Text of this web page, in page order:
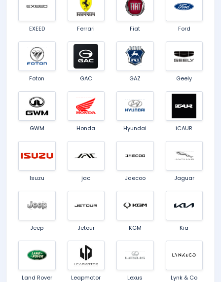
EXEED Ferrari Fiat Ford
Foton GAC GAZ Geely
GWM Honda Hyundai iCAUR
Isuzu jac Jaecoo Jaguar
Jeep Jetour KGM Kia
Land Rover Leapmotor Lexus Lynk & Co